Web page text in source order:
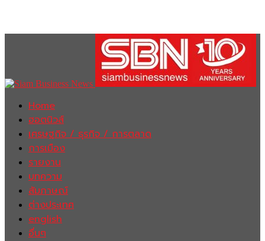
Home
ฮอตนิวส์
เศรษฐกิจ / ธุรกิจ / การตลาด
การเมือง
รายงาน
บทความ
สัมภาษณ์
ต่างประเทศ
english
อื่นๆ